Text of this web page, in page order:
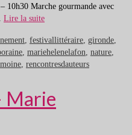
10h30 Marche gourmande avec
Lire la suite
, festivallittéraire, gironde,
, mariehelenelafon, nature,
, rencontresdauteurs
Marie